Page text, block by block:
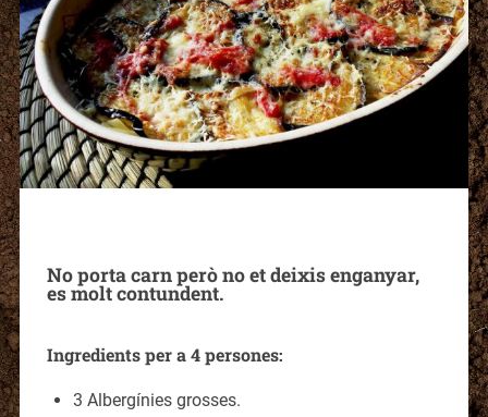
No porta carn però no et deixis enganyar,
es molt contundent.
Ingredients per a 4 persones:
3 Albergínies grosses.